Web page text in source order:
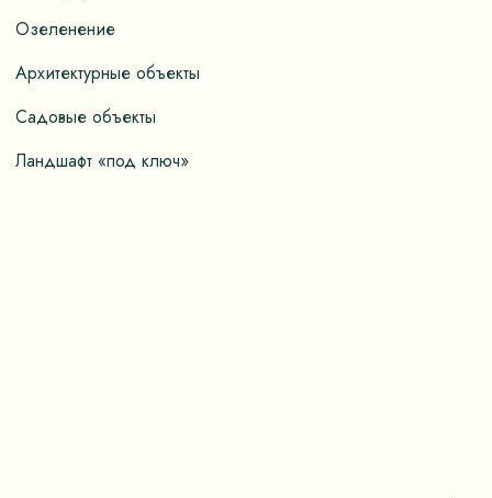
Озеленение
Архитектурные объекты
Садовые объекты
Ландшафт «под ключ»